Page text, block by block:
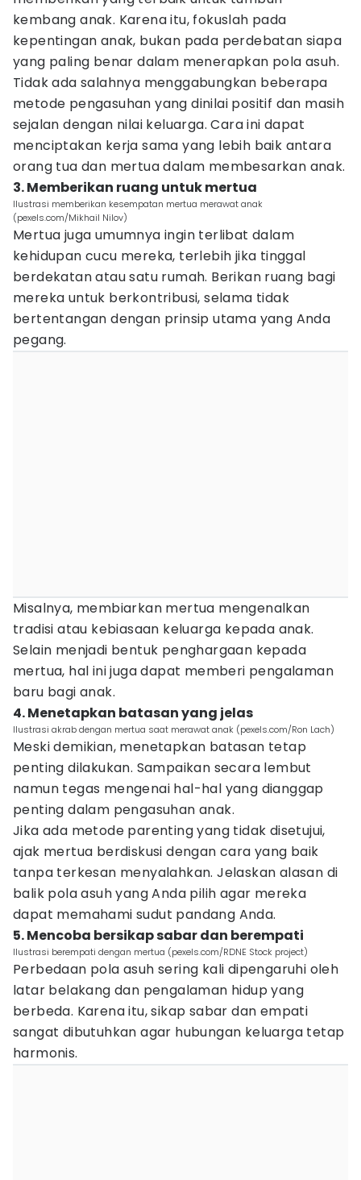
kembang anak. Karena itu, fokuslah pada
kepentingan anak, bukan pada perdebatan siapa
yang paling benar dalam menerapkan pola asuh.
Tidak ada salahnya menggabungkan beberapa
metode pengasuhan yang dinilai positif dan masih
sejalan dengan nilai keluarga. Cara ini dapat
menciptakan kerja sama yang lebih baik antara
orang tua dan mertua dalam membesarkan anak.
3. Memberikan ruang untuk mertua
Ilustrasi memberikan kesempatan mertua merawat anak
(pexels.com/Mikhail Nilov)
Mertua juga umumnya ingin terlibat dalam
kehidupan cucu mereka, terlebih jika tinggal
berdekatan atau satu rumah. Berikan ruang bagi
mereka untuk berkontribusi, selama tidak
bertentangan dengan prinsip utama yang Anda
pegang.
Misalnya, membiarkan mertua mengenalkan
tradisi atau kebiasaan keluarga kepada anak.
Selain menjadi bentuk penghargaan kepada
mertua, hal ini juga dapat memberi pengalaman
baru bagi anak.
4. Menetapkan batasan yang jelas
Ilustrasi akrab dengan mertua saat merawat anak (pexels.com/Ron Lach)
Meski demikian, menetapkan batasan tetap
penting dilakukan. Sampaikan secara lembut
namun tegas mengenai hal-hal yang dianggap
penting dalam pengasuhan anak.
Jika ada metode parenting yang tidak disetujui,
ajak mertua berdiskusi dengan cara yang baik
tanpa terkesan menyalahkan. Jelaskan alasan di
balik pola asuh yang Anda pilih agar mereka
dapat memahami sudut pandang Anda.
5. Mencoba bersikap sabar dan berempati
Ilustrasi berempati dengan mertua (pexels.com/RDNE Stock project)
Perbedaan pola asuh sering kali dipengaruhi oleh
latar belakang dan pengalaman hidup yang
berbeda. Karena itu, sikap sabar dan empati
sangat dibutuhkan agar hubungan keluarga tetap
harmonis.